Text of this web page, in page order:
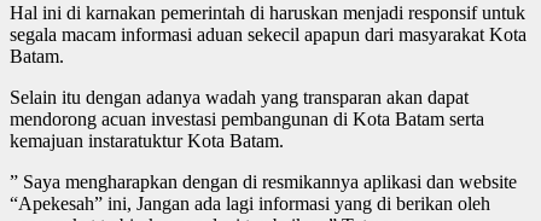
Hal ini di karnakan pemerintah di haruskan menjadi responsif untuk
segala macam informasi aduan sekecil apapun dari masyarakat Kota
Batam.
Selain itu dengan adanya wadah yang transparan akan dapat
mendorong acuan investasi pembangunan di Kota Batam serta
kemajuan instaratuktur Kota Batam.
” Saya mengharapkan dengan di resmikannya aplikasi dan website
“Apekesah” ini, Jangan ada lagi informasi yang di berikan oleh